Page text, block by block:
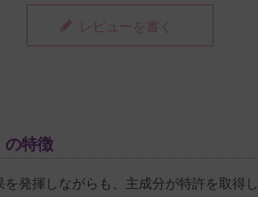
レビューを書く
の特徴
発揮しながらも、主成分が特許を取得